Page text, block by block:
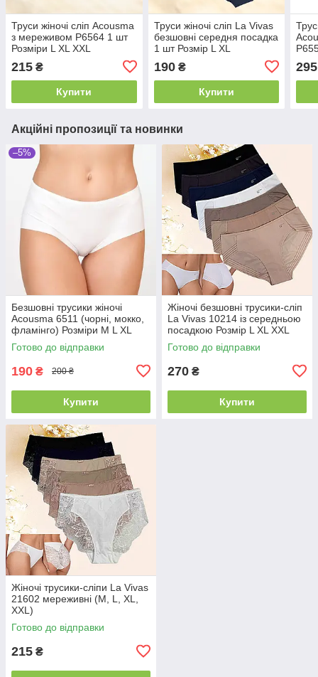
Труси жіночі сліп Acousma
з мереживом P6564 1 шт
Розміри L XL XXL
215 ₴
Купити
Труси жіночі сліп La Vivas
безшовні середня посадка
1 шт Розмір L XL
190₴
Купити
295
Акційні пропозиції та новинки
–5%
Безшовні трусики жіночі
Acousma 6511 (чорні, мокко,
фламінго) Розміри M L XL
XXL
Готово до відправки
190 ₴ 200 ₴
Купити
Жіночі безшовні трусики-сліп
La Vivas 10214 із середньою
посадкою Розмір L XL XXL
Готово до відправки
270 ₴
Купити
Жіночі трусики-сліпи La Vivas
21602 мереживні (M, L, XL,
XXL)
Готово до відправки
215 ₴